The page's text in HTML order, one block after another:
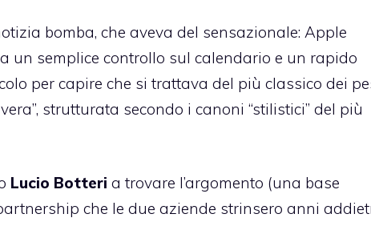
bomba, che aveva del sensazionale: Apple
un semplice controllo sul calendario e un rapido
per capire che si trattava del più classico dei
strutturata secondo i canoni “stilistici” del più
Lucio Botteri a trovare l’argomento (una base
che le due aziende strinsero anni